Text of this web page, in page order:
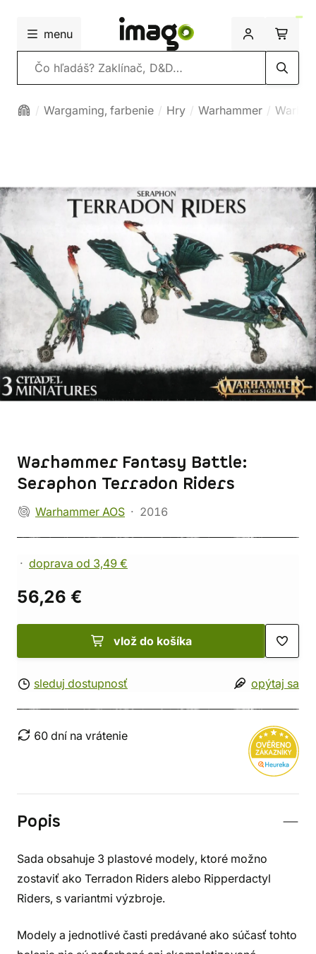
menu
Vyhľadávanie
Wargaming, farbenie Hry Warhammer
Warhammer Fantasy Battle:
Seraphon Terradon Riders
Warhammer AOS 2016
doprava od 3,49 €
56,26 €
vlož do košíka
sleduj dostupnosť opýtaj sa
60 dní na vrátenie
Popis
Sada obsahuje 3 plastové modely, ktoré možno
zostaviť ako Terradon Riders alebo Ripperdactyl
Riders, s variantmi výzbroje.
Modely a jednotlivé časti predávané ako súčasť tohto